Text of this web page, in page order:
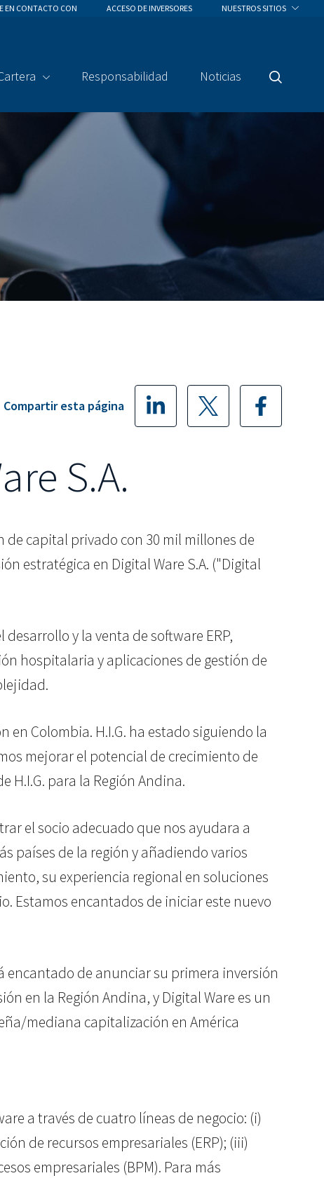
EN CONTACTO CON ACCESO DE INVERSORES NUESTROS SITIOS
Responsabilidad Noticias
Buscar
Compartir esta página
S.A.
de capital privado con 30 mil millones de
estratégica en Digital Ware S.A. ("Digital
y la venta de software ERP,
hospitalaria y aplicaciones de gestión de
en Colombia. H.I.G. ha estado siguiendo la
mejorar el potencial de crecimiento de
H.I.G. para la Región Andina.
el socio adecuado que nos ayudara a
países de la región y añadiendo varios
su experiencia regional en soluciones
Estamos encantados de iniciar este nuevo
encantado de anunciar su primera inversión
en la Región Andina, y Digital Ware es un
mediana capitalización en América
a través de cuatro líneas de negocio: (i)
de recursos empresariales (ERP); (iii)
empresariales (BPM). Para más